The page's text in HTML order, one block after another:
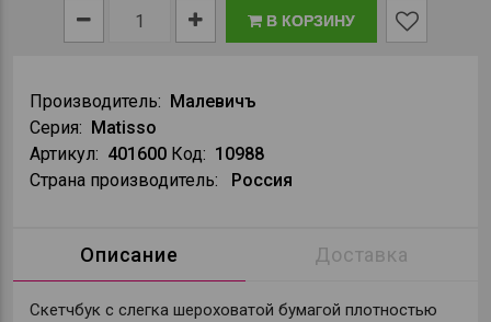
В КОРЗИНУ
Производитель: Малевичъ
Серия: Matisso
Артикул: 401600 Код: 10988
Страна производитель:
Россия
Описание Доставка
Скетчбук с слегка шероховатой бумагой плотностью